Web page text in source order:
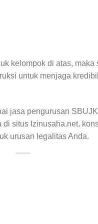
kelompok di atas,
untuk menjaga
jasa pengurusan
situs Izinusaha.net,
urusan legalitas Anda.